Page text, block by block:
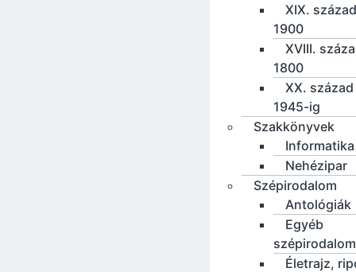
XIX.
1900
XVIII.
1800
XX.
1945-ig
Szakkönyvek
Informatika
Nehézipar
Szépirodalom
Antológiák
Egyéb
szépirodalom
Életrajz,